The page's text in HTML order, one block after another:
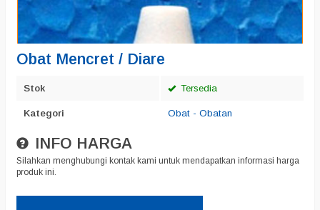
Obat Mencret / Diare
Stok Tersedia
Kategori Obat - Obatan
INFO HARGA
Silahkan menghubungi kontak kami untuk mendapatkan informasi harga
produk ini.